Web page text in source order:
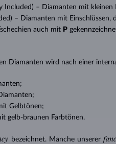
Included) – Diamanten mit kleinen
– Diamanten mit Einschlüssen,
auch mit P
Diamanten wird nach einer
Gelbtönen;
gelb-braunen Farbtönen.
bezeichnet. Manche unserer